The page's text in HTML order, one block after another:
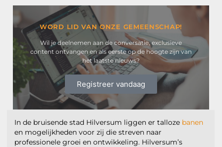
In de bruisende stad Hilversum liggen er talloze banen
en mogelijkheden voor zij die streven naar
professionele groei en ontwikkeling. Hilversum’s
WORD LID VAN ONZE GEMEENSCHAP!
Wil je deelnemen aan de conversatie, exclusieve
content ontvangen en als eerste op de hoogte zijn van
het laatste nieuws?
Registreer vandaag